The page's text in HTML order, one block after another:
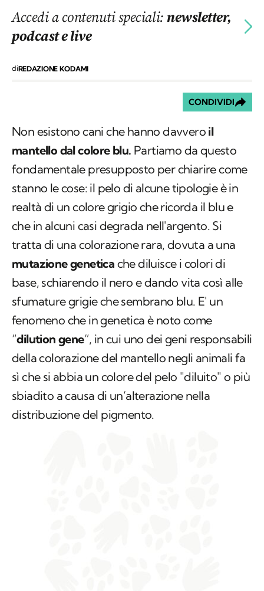
Accedi a contenuti speciali:newsletter,
podcast e live
diREDAZIONE KODAMI
CONDIVIDI
Non esistono cani che hanno davvero il
mantello dal colore blu. Partiamo da questo
fondamentale presupposto per chiarire come
stanno le cose: il pelo di alcune tipologie è in
realtà di un colore grigio che ricorda il blu e
che in alcuni casi degrada nell'argento. Si
tratta di una colorazione rara, dovuta a una
mutazione genetica che diluisce i colori di
base, schiarendo il nero e dando vita così alle
sfumature grigie che sembrano blu. E' un
fenomeno che in genetica è noto come
“dilution gene”, in cui uno dei geni responsabili
della colorazione del mantello negli animali fa
sì che si abbia un colore del pelo "diluito" o più
sbiadito a causa di un’alterazione nella
distribuzione del pigmento.